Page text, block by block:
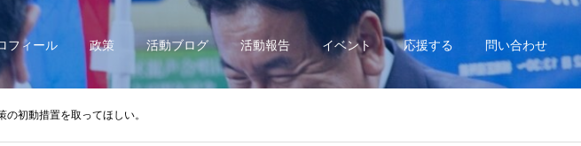
フィール 政策 活動ブログ 活動報告 イベント 応援する 問い合わせ
初動措置を取ってほしい。